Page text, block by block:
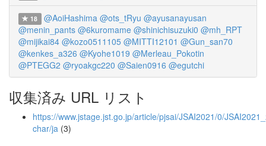
18 @AoiHashima @ots_tRyu @ayusanayusan
@menin_pants @6kuromame @shinichisuzuki0 @mh_RPT
@mijikai84 @kozo0511105 @MITTI12101 @Gun_san70
@kenkes_a326 @Kyohe1019 @Merleau_Pokotin
@PTEGG2 @ryoakgc220 @Saien0916 @egutchi
収集済み URL リスト
https://www.jstage.jst.go.jp/article/pjsai/JSAI2021/0/
char/ja (3)